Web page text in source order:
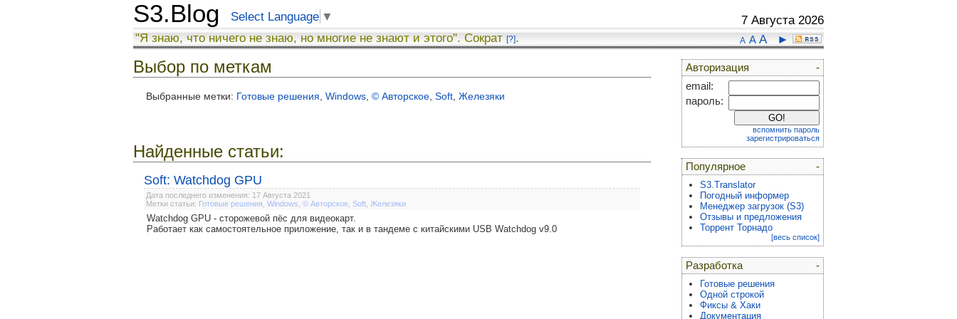
S3.Blog Select Language ▼ 7 Августа 2026
A A A ►
"Я знаю, что ничего не знаю, но многие не знают и этого". Сократ [?].
Выбор по меткам
Выбранные метки: Готовые решения Windows © Авторское Soft Железяки
Найденные статьи:
Soft: Watchdog GPU
Дата последнего изменения: 17 Августа 2021
Метки статьи: Готовые решения Windows © Авторское Soft Железяки
Watchdog GPU - сторожевой пёс для видеокарт.
Работает как самостоятельное приложение, так и в тандеме с китайскими USB Watchdog v9.0
-
Авторизация
email:
пароль:
вспомнить пароль
зарегистрироваться
-
Популярное
S3.Translator
Погодный информер
Менеджер загрузок (S3)
Отзывы и предложения
Торрент Торнадо
[весь список]
-
Разработка
Готовые решения
Одной строкой
Фиксы & Хаки
Документация